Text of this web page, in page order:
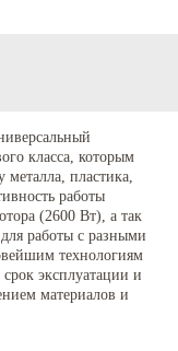
класса, которым
пластика,
работы
(2600 Вт), а так
работы с разными
технологиям
эксплуатации и
материалов и